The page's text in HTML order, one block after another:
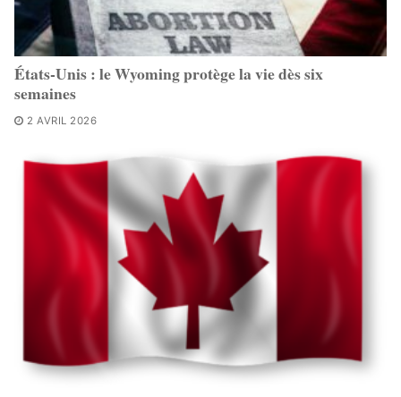
États-Unis : le Wyoming protège la vie dès six
semaines
2 AVRIL 2026